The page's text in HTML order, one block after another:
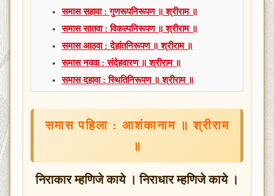
समास सहावा : गुणरूपनिरूपण ॥ श्रीराम ॥
समास सातवा : विकल्पनिरूपण ॥ श्रीराम ॥
समास आठवा : देहांतनिरूपण ॥ श्रीराम ॥
समास नववा : संदेहवारण ॥ श्रीराम ॥
समास दहावा : स्थितिनिरूपण ॥ श्रीराम ॥
समास पहिला : आशंकानाम ॥ श्रीराम
॥
निराकार म्हणिजे काये । निराधार म्हणिजे काये ।